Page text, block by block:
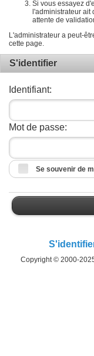
Si vous essayez
l'administrateur ait
attente de
L'administrateur a peut-
cette page.
S'identifier
Identifiant:
Mot de passe:
Se souvenir de
Copyright © 2000-